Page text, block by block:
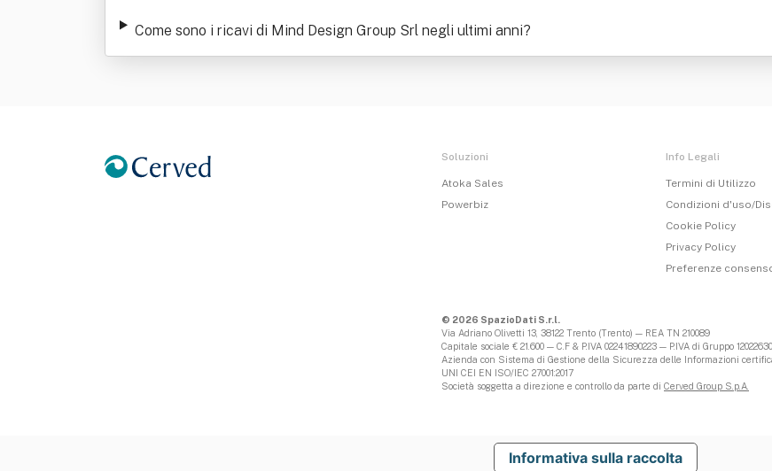
Come sono i ricavi di Mind Design Group Srl negli ultimi anni?
Soluzioni
Atoka Sales
Powerbiz
Info Legali
Termini di Utilizzo
Condizioni d'uso/
Cookie Policy
Privacy Policy
Preferenze
© 2026 SpazioDati S.r.l.
Via Adriano Olivetti 13, 38122 Trento (Trento) — REA TN 210089
Capitale sociale € 21.600 — C.F & P.IVA 02241890223 — P.IVA di Gruppo
Azienda con Sistema di Gestione della Sicurezza delle Informazioni
UNI CEI EN ISO/IEC 27001:2017
Società soggetta a direzione e controllo da parte di Cerved Group S.p.A.
Informativa sulla raccolta